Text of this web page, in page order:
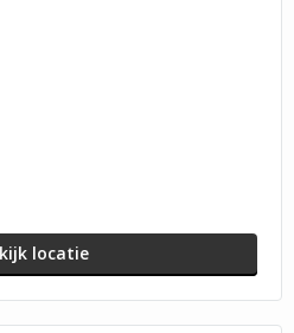
locatie